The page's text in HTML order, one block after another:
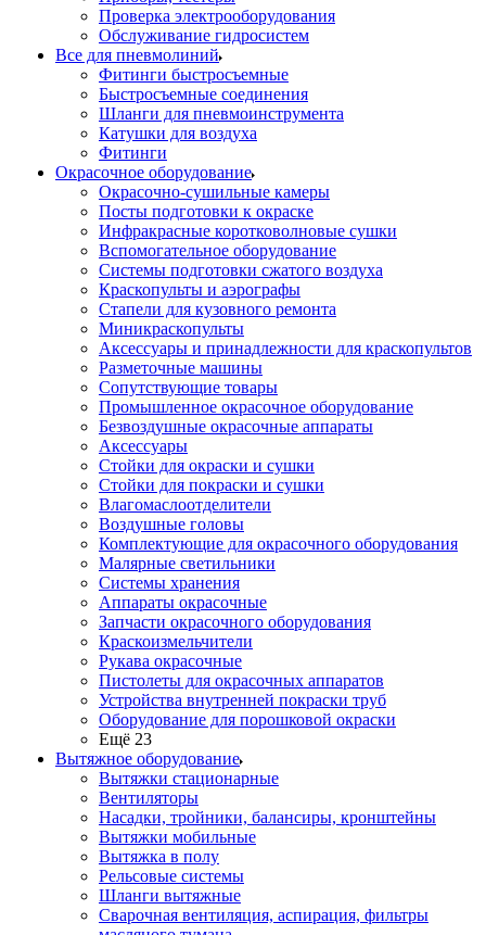
Проверка электрооборудования
Обслуживание гидросистем
Все для пневмолиний
Фитинги быстросъемные
Быстросъемные соединения
Шланги для пневмоинструмента
Катушки для воздуха
Фитинги
Окрасочное оборудование
Окрасочно-сушильные камеры
Посты подготовки к окраске
Инфракрасные коротковолновые сушки
Вспомогательное оборудование
Системы подготовки сжатого воздуха
Краскопульты и аэрографы
Стапели для кузовного ремонта
Миникраскопульты
Аксессуары и принадлежности для краскопультов
Разметочные машины
Сопутствующие товары
Промышленное окрасочное оборудование
Безвоздушные окрасочные аппараты
Аксессуары
Стойки для окраски и сушки
Стойки для покраски и сушки
Влагомаслоотделители
Воздушные головы
Комплектующие для окрасочного оборудования
Малярные светильники
Системы хранения
Аппараты окрасочные
Запчасти окрасочного оборудования
Краскоизмельчители
Рукава окрасочные
Пистолеты для окрасочных аппаратов
Устройства внутренней покраски труб
Оборудование для порошковой окраски
Ещё 23
Вытяжное оборудование
Вытяжки стационарные
Вентиляторы
Насадки, тройники, балансиры, кронштейны
Вытяжки мобильные
Вытяжка в полу
Рельсовые системы
Шланги вытяжные
Сварочная вентиляция, аспирация, фильтры